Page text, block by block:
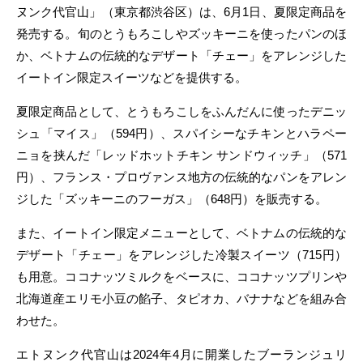
ヌンク代官山」（東京都渋谷区）は、6月1日、夏限定商品を
発売する。旬のとうもろこしやズッキーニを使ったパンのほ
か、ベトナムの伝統的なデザート「チェー」をアレンジした
イートイン限定スイーツなどを提供する。
夏限定商品として、とうもろこしをふんだんに使ったデニッ
シュ「マイス」（594円）、スパイシーなチキンとハラペー
ニョを挟んだ「レッドホットチキン サンドウィッチ」（571
円）、フランス・プロヴァンス地方の伝統的なパンをアレン
ジした「ズッキーニのフーガス」（648円）を販売する。
また、イートイン限定メニューとして、ベトナムの伝統的な
デザート「チェー」をアレンジした冷製スイーツ（715円）
も用意。ココナッツミルクをベースに、ココナッツプリンや
北海道産エリモ小豆の餡子、タピオカ、バナナなどを組み合
わせた。
エトヌンク代官山は2024年4月に開業したブーランジュリ